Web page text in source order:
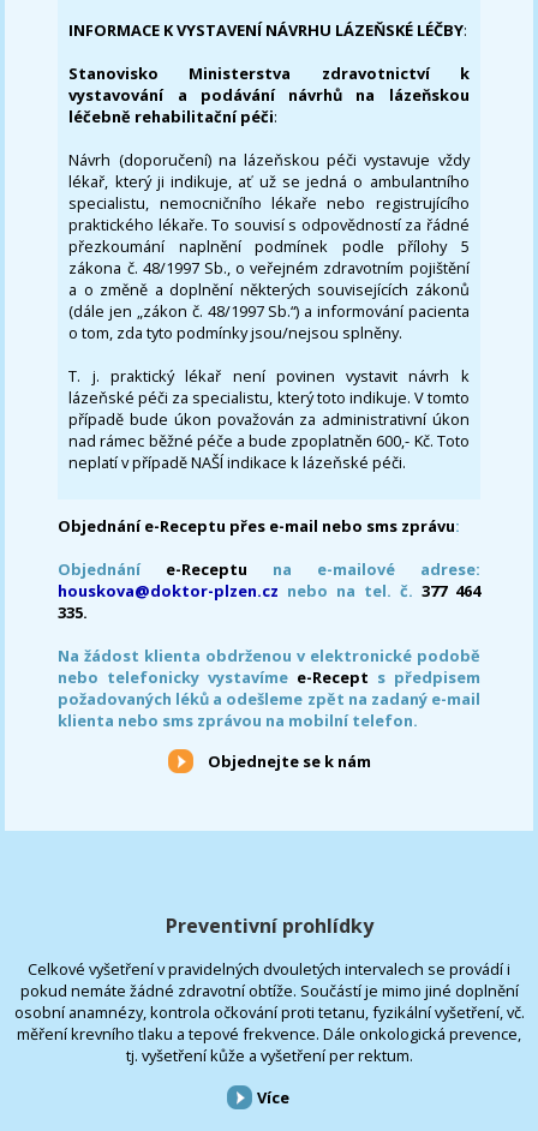
INFORMACE K VYSTAVENÍ NÁVRHU LÁZEŇSKÉ LÉČBY:
Stanovisko Ministerstva zdravotnictví k
vystavování a podávání návrhů na lázeňskou
léčebně rehabilitační péči:
Návrh (doporučení) na lázeňskou péči vystavuje vždy
lékař, který ji indikuje, ať už se jedná o ambulantního
specialistu, nemocničního lékaře nebo registrujícího
praktického lékaře. To souvisí s odpovědností za řádné
přezkoumání naplnění podmínek podle přílohy 5
zákona č. 48/1997 Sb., o veřejném zdravotním pojištění
a o změně a doplnění některých souvisejících zákonů
(dále jen „zákon č. 48/1997 Sb.“) a informování pacienta
o tom, zda tyto podmínky jsou/nejsou splněny.
T. j. praktický lékař není povinen vystavit návrh k
lázeňské péči za specialistu, který toto indikuje. V tomto
případě bude úkon považován za administrativní úkon
nad rámec běžné péče a bude zpoplatněn 600,- Kč. Toto
neplatí v případě NAŠÍ indikace k lázeňské péči.
Objednání e-Receptu přes e-mail nebo sms zprávu:
Objednání e-Receptu na e-mailové adrese:
houskova@doktor-plzen.cz nebo na tel. č. 377 464
335.
Na žádost klienta obdrženou v elektronické podobě
nebo telefonicky vystavíme e-Recept s předpisem
požadovaných léků a odešleme zpět na zadaný e-mail
klienta nebo sms zprávou na mobilní telefon.
Objednejte se k nám
Preventivní prohlídky
Celkové vyšetření v pravidelných dvouletých intervalech se provádí i
pokud nemáte žádné zdravotní obtíže. Součástí je mimo jiné doplnění
osobní anamnézy, kontrola očkování proti tetanu, fyzikální vyšetření, vč.
měření krevního tlaku a tepové frekvence. Dále onkologická prevence,
tj. vyšetření kůže a vyšetření per rektum.
Více